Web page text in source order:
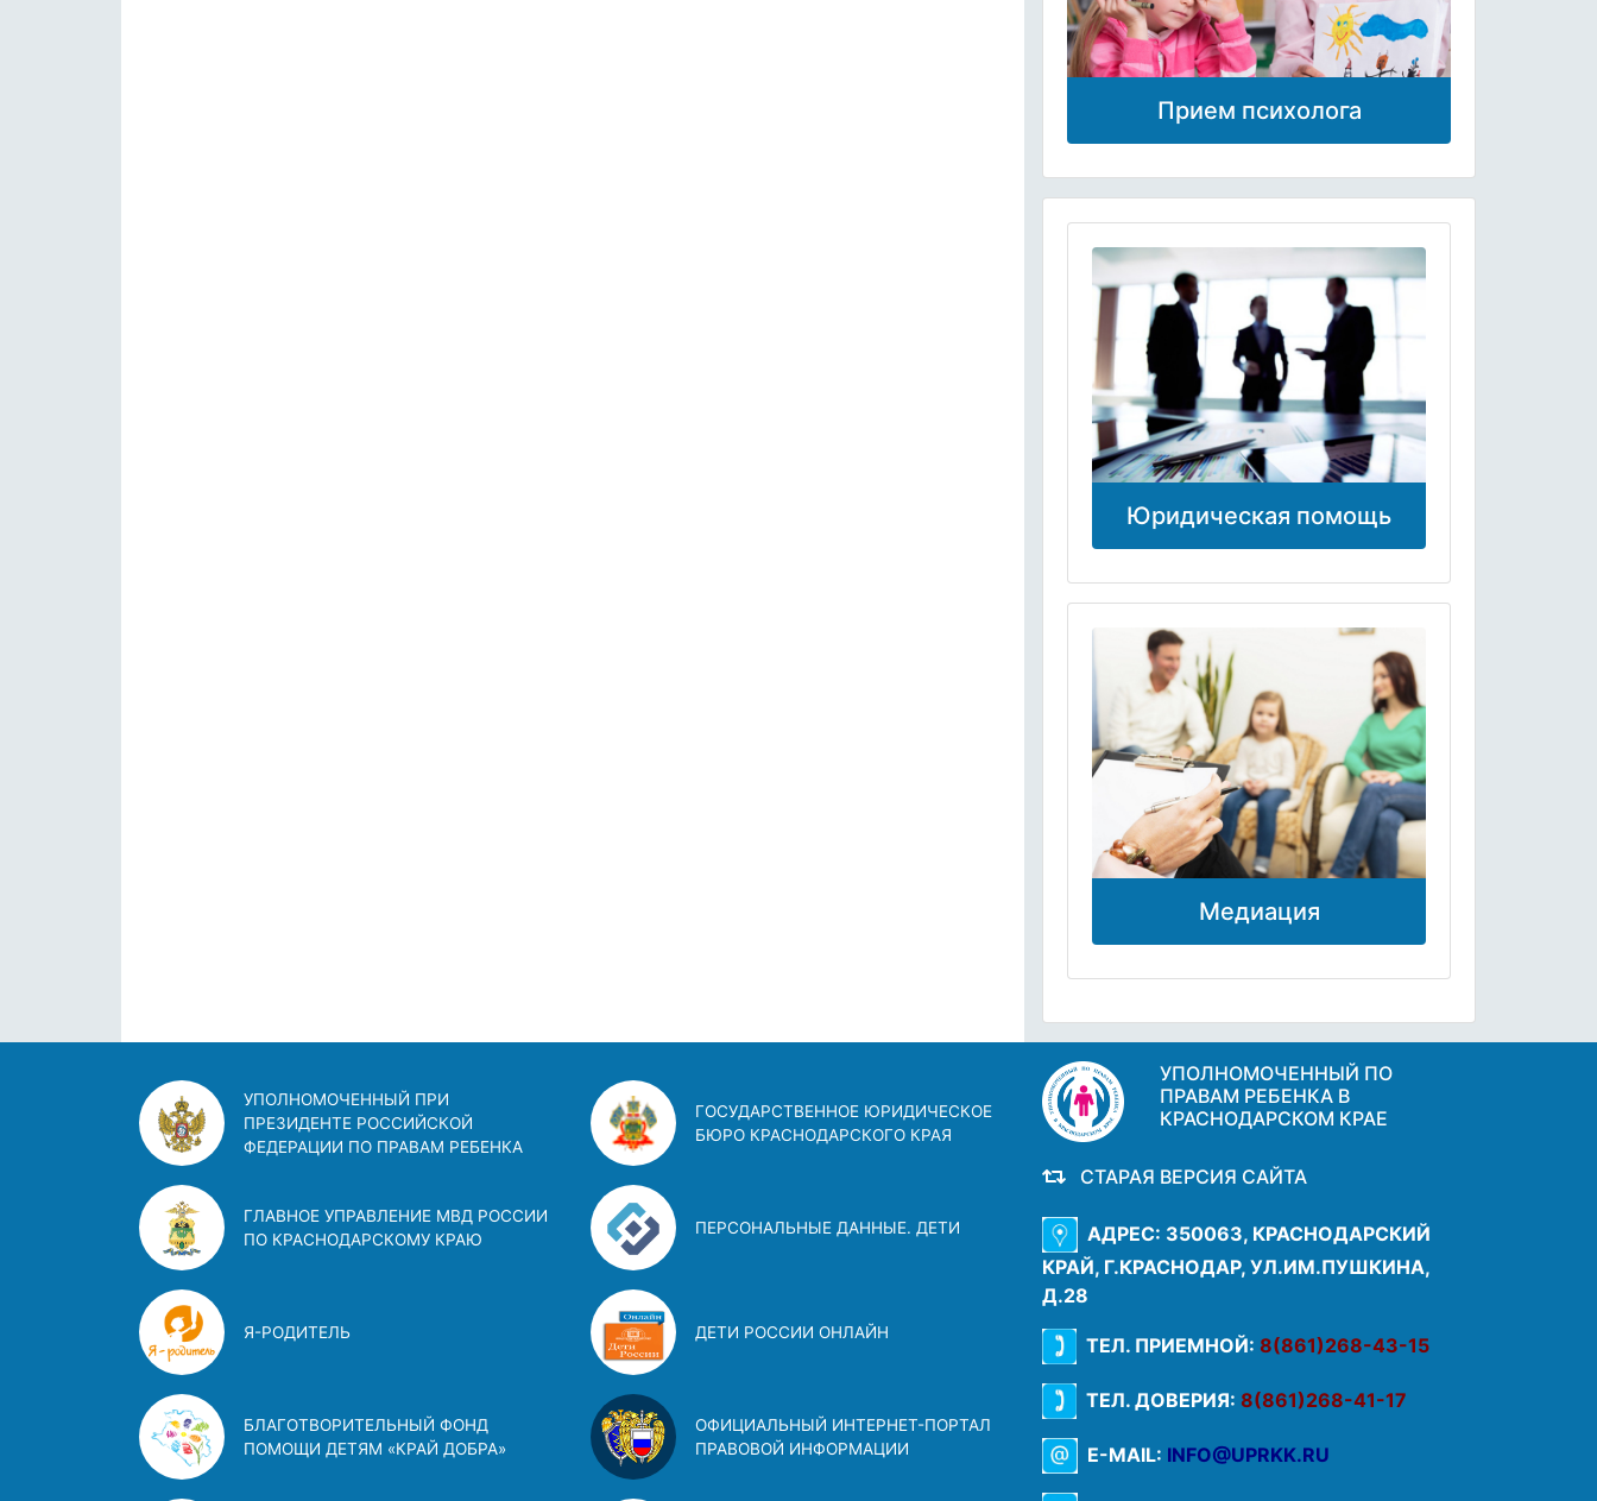
Прием психолога
Юридическая помощь
Медиация
УПОЛНОМОЧЕННЫЙ ПРИ
ПРЕЗИДЕНТЕ РОССИЙСКОЙ
ФЕДЕРАЦИИ ПО ПРАВАМ РЕБЕНКА
ГЛАВНОЕ УПРАВЛЕНИЕ МВД РОССИИ
ПО КРАСНОДАРСКОМУ КРАЮ
Я-РОДИТЕЛЬ
БЛАГОТВОРИТЕЛЬНЫЙ ФОНД
ПОМОЩИ ДЕТЯМ «КРАЙ ДОБРА»
ГОСУДАРСТВЕННОЕ ЮРИДИЧЕСКОЕ
БЮРО КРАСНОДАРСКОГО КРАЯ
ПЕРСОНАЛЬНЫЕ ДАННЫЕ. ДЕТИ
ДЕТИ РОССИИ ОНЛАЙН
ОФИЦИАЛЬНЫЙ ИНТЕРНЕТ-ПОРТАЛ
ПРАВОВОЙ ИНФОРМАЦИИ
УПОЛНОМОЧЕННЫЙ ПО
ПРАВАМ РЕБЕНКА В
КРАСНОДАРСКОМ КРАЕ
СТАРАЯ ВЕРСИЯ САЙТА
АДРЕС: 350063, КРАСНОДАРСКИЙ
КРАЙ, Г.КРАСНОДАР, УЛ.ИМ.ПУШКИНА,
Д.28
ТЕЛ. ПРИЕМНОЙ: 8(861)268-43-15
ТЕЛ. ДОВЕРИЯ: 8(861)268-41-17
E-MAIL: INFO@UPRKK.RU